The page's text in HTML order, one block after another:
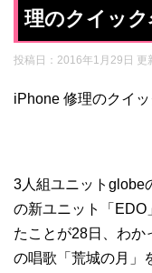
理のクイック
投稿日：2016年1月29日 更
iPhone 修理のクイ
3人組ユニットglobe
の新ユニット「EDO
たことが28日、わか
の唱歌「荒城の月」